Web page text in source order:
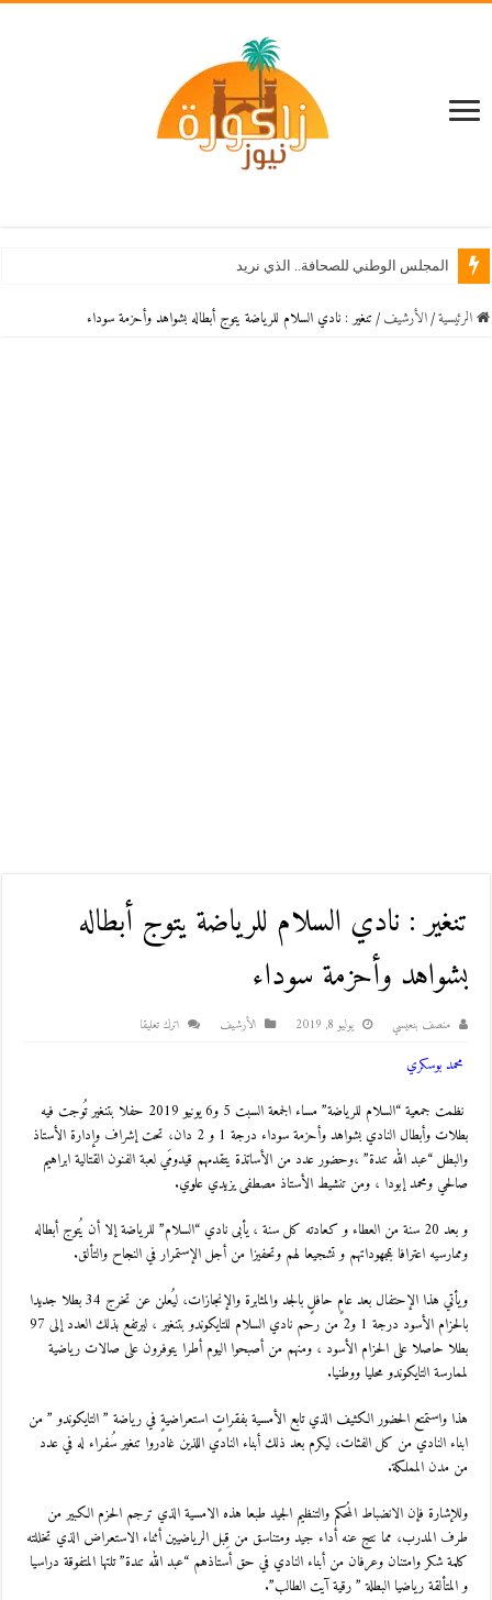
المجلس الوطني للصحافة.. الذي نريد
الرئيسية / اﻷرشيف / تنغير : نادي السلام للرياضة يتوج أبطاله بشواهد وأحزمة سوداء
تنغير : نادي السلام للرياضة يتوج أبطاله
بشواهد وأحزمة سوداء
منصف بنعيسي يوليو 8, 2019 اﻷرشيف اترك تعليقا
محمد بوسكري
نظمت جمعية “السلام للرياضة” مساء الجمعة السبت 5 و6 يونيو 2019 حفلا بتنغير تُوجت فيه
بطلات وأبطال النادي بشواهد وأحزمة سوداء درجة 1 و 2 دان، تحت إشراف وإدارة الأستاذ
والبطل “عبد الله تندة” ،وحضور عدد من الأساتذة يتقدمهم قيدومَي لعبة الفنون القتالية ابراهيم
صالحي ومحمد إبودا ، ومن تنشيط الأستاذ مصطفى يزيدي علوي.
و بعد 20 سنة من العطاء و كعادته كل سنة ، يأبى نادي “السلام” للرياضة إلا أن يُتوج أبطاله
وممارسيه اعترافا بمجهوداتهم و تشجيعا لهم وتحفيزا من أجل الإستمرار في النجاح والتألق.
ويأتي هذا الإحتفال بعد عامٍ حافلٍ بالجد والمثابرة والإنجازات، ليُعلن عن تخرج 34 بطلا جديدا
بالحزام الأسود درجة 1 و2 من رحم نادي السلام للتايكوندو بتنغير ، ليرتفع بذلك العدد إلى 97
بطلا حاصلا على الحزام الأسود ، ومنهم من أصبحوا اليوم أطرا يتوفرون على صالات رياضية
لممارسة التايكوندو محليا ووطنيا.
هذا واستمتع الحضور الكثيف الذي تابع الأمسية بفقراتٍ استعراضيةٍ في رياضة ” التايكوندو ” من
ابناء النادي من كل الفئات، ليكرم بعد ذلك أبناء النادي اللذين غادروا تنغير سُفراء له في عدد
من مدن المملكة.
وللإشارة فإن الانضباط المُحكم والتنظيم الجيد طبعا هذه الامسية الذي ترجم الحزم الكبير من
طرف المدرب، مما نتج عنه أداء جيد ومتناسق من قِبل الرياضيين أثناء الاستعراض الذي تخللته
كلمة شكر وامتنان وعرفان من أبناء النادي في حق أستاذهم “عبد الله تندة” تلتها المتفوقة دراسيا
و المتألقة رياضيا البطلة ” رقية آيت الطالب”.